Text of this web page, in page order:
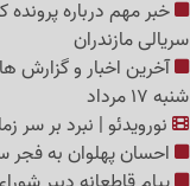
سریالی مازندران
آخرین اخبار و گزارش
شنبه 17 مرداد
نورویدئو | نبرد بر سر
احسان پهلوان به